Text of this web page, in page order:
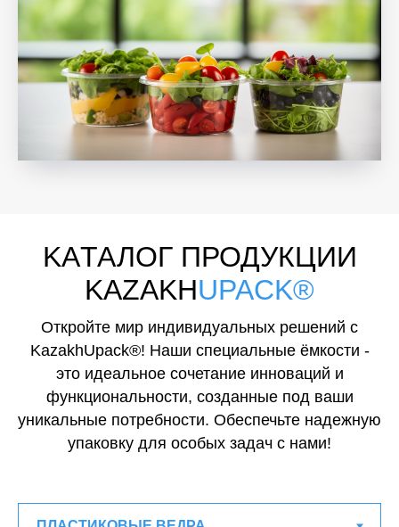
KAТАЛОГ ПРОДУКЦИИ
KAZAKHUPACK®
Откройте мир индивидуальных решений с
KazakhUpack®! Наши специальные ёмкости -
это идеальное сочетание инноваций и
функциональности, созданные под ваши
уникальные потребности. Обеспечьте надежную
упаковку для особых задач с нами!